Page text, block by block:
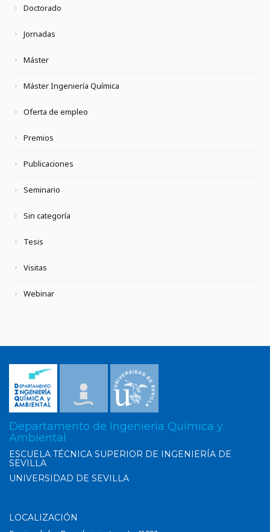
Doctorado
Jornadas
Máster
Máster Ingeniería Química
Oferta de empleo
Premios
Publicaciones
Seminario
Sin categoría
Tesis
Visitas
Webinar
Departamento de Ingeniería Química y
Ambiental
ESCUELA TÉCNICA SUPERIOR DE INGENIERÍA DE
SEVILLA
UNIVERSIDAD DE SEVILLA
LOCALIZACIÓN